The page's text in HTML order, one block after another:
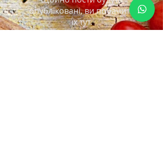
опубліковані, ви побачите
їх тут.